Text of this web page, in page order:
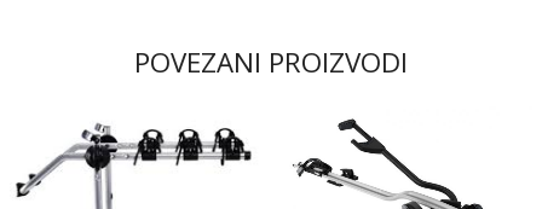
POVEZANI PROIZVODI